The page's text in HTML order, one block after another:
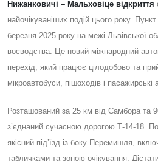
Нижанковичі – Мальховіце відкриття
найочікуваніших подій цього року.
березня 2025 року на межі Львівської
воєводства. Це новий міжнародний
перехід, який працює цілодобово та
мікроавтобуси, пішоходів і пасажирські
Розташований за 25 км від Самбора та
з’єднаний сучасною дорогою Т-14-18.
якісний під’їзд із боку Перемишля,
табличками та зоною очікування.